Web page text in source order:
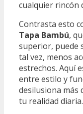
cualquier rincón
Contrasta esto
Tapa Bambú,
superior, puede
tal vez, menos
estrechos. Aquí
entre estilo y
desilusiona más
tu realidad diaria.